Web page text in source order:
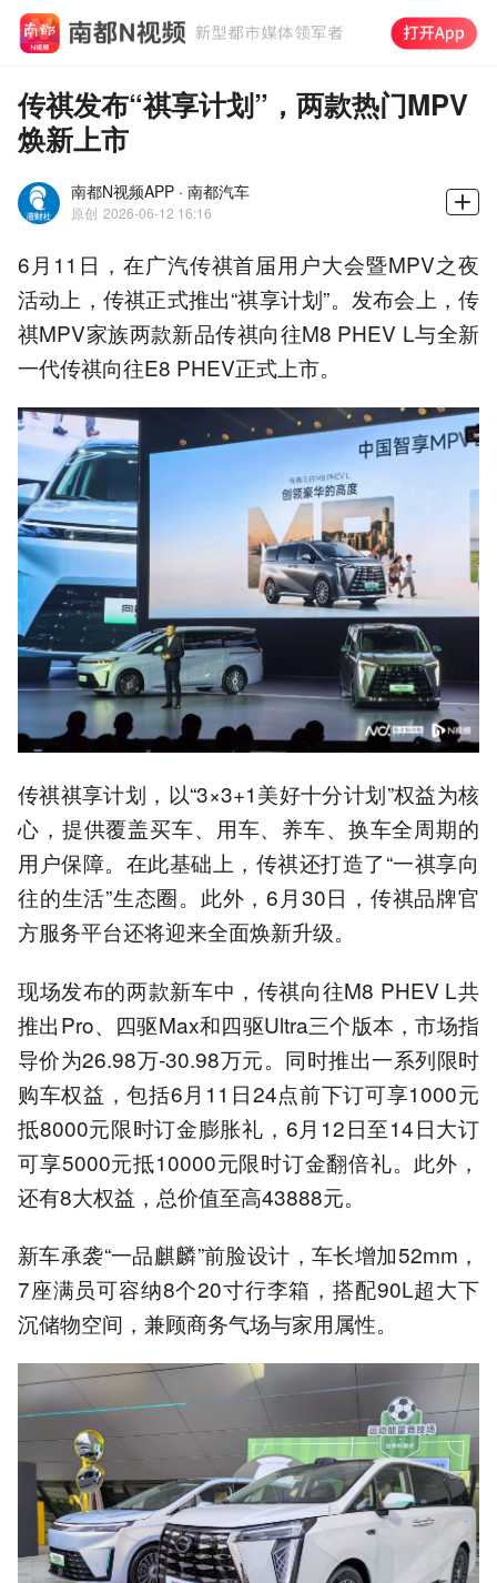
传祺发布“祺享计划”，两款热门MPV
焕新上市
南都N视频APP · 南都汽车
原创 2026-06-12 16:16
6月11日，在广汽传祺首届用户大会暨MPV之夜
活动上，传祺正式推出“祺享计划”。发布会上，传
祺MPV家族两款新品传祺向往M8 PHEV L与全新
一代传祺向往E8 PHEV正式上市。
传祺祺享计划，以“3×3+1美好十分计划”权益为核
心，提供覆盖买车、用车、养车、换车全周期的
用户保障。在此基础上，传祺还打造了“一祺享向
往的生活”生态圈。此外，6月30日，传祺品牌官
方服务平台还将迎来全面焕新升级。
现场发布的两款新车中，传祺向往M8 PHEV L共
推出Pro、四驱Max和四驱Ultra三个版本，市场指
导价为26.98万-30.98万元。同时推出一系列限时
购车权益，包括6月11日24点前下订可享1000元
抵8000元限时订金膨胀礼，6月12日至14日大订
可享5000元抵10000元限时订金翻倍礼。此外，
还有8大权益，总价值至高43888元。
新车承袭“一品麒麟”前脸设计，车长增加52mm，
7座满员可容纳8个20寸行李箱，搭配90L超大下
沉储物空间，兼顾商务气场与家用属性。